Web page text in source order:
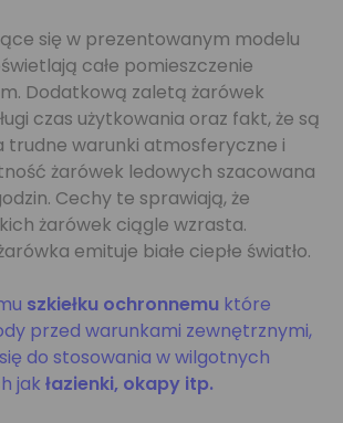
się w prezentowanym modelu
całe pomieszczenie
Dodatkową zaletą żarówek
czas użytkowania oraz fakt, że są
trudne warunki atmosferyczne i
żarówek ledowych szacowana
Cechy te sprawiają, że
żarówek ciągle wzrasta.
emituje białe ciepłe światło.
szkiełku ochronnemu które
przed warunkami zewnętrznymi,
do stosowania w wilgotnych
jak łazienki, okapy itp.